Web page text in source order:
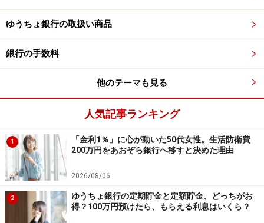
参照：ゆうちょ銀行「定額貯金」
●メリット
上昇時など、見直しを検討する可能性があると思えば、
6カ月後から新たな商品に移行ができます。
・10年まで預け入れ期間があり、長期で預ければ、その
分半年複利で利息が積み上がります。
●デメリット
・定期貯金に比べて金利が低いため、満期まで確実に預
けるつもりであれば、定期貯金の方が有利です。
ゆうちょ銀行の取扱い商品
銀行の手数料
他のテーマも見る
人気記事ランキング
1
「金利1％」に心が動いた50代女性。生活防衛費
200万円をあおぞら銀行へ移すと決めた理由
2026/08/06
2
ゆうちょ銀行の定期貯金と定額貯金、どっちがお
得？100万円預けたら、もらえる利息はいくら？